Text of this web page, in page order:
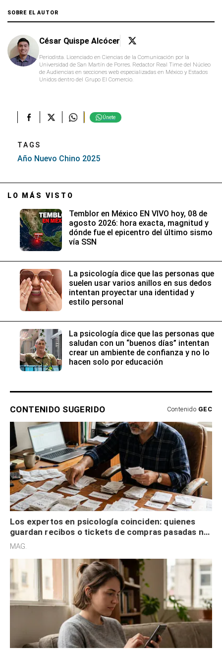
SOBRE EL AUTOR
César Quispe Alcócer
Periodista. Licenciado en Ciencias de la Comunicación por la
Universidad de San Martín de Porres. Redactor Real Time del Núcleo
de Audiencias en secciones web especializadas en México y Estados
Unidos dentro del Grupo El Comercio.
Únete
TAGS
Año Nuevo Chino 2025
LO MÁS VISTO
Temblor en México EN VIVO hoy, 08 de
agosto 2026: hora exacta, magnitud y
dónde fue el epicentro del último sismo
vía SSN
La psicología dice que las personas que
suelen usar varios anillos en sus dedos
intentan proyectar una identidad y
estilo personal
La psicología dice que las personas que
saludan con un “buenos días” intentan
crear un ambiente de confianza y no lo
hacen solo por educación
CONTENIDO SUGERIDO Contenido GEC
Los expertos en psicología coinciden: quienes
guardan recibos o tickets de compras pasadas no
son acumuladores, sino que tienen necesidad de
MAG.